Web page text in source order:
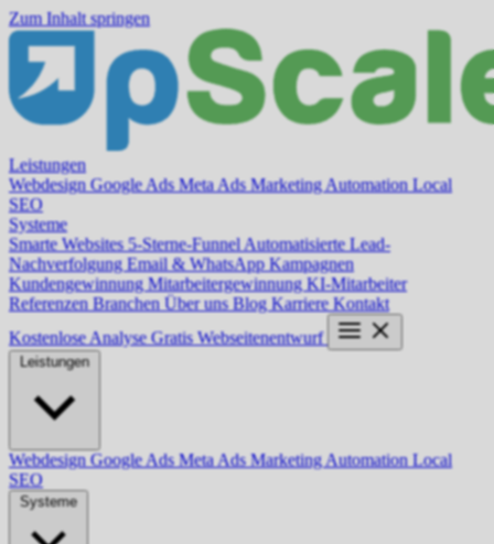
Zum Inhalt springen
Leistungen
WebdesignGoogle Ads Meta Ads Marketing Automation Local
SEO
Systeme
Smarte Websites5-Sterne-FunnelAutomatisierte Lead-
Nachverfolgung Email & WhatsApp Kampagnen
Kundengewinnung Mitarbeitergewinnung KI-Mitarbeiter
Referenzen Branchen Über uns Blog Karriere Kontakt
Kostenlose AnalyseGratis Webseitenentwurf
Leistungen
WebdesignGoogle Ads Meta Ads Marketing Automation Local
SEO
Systeme